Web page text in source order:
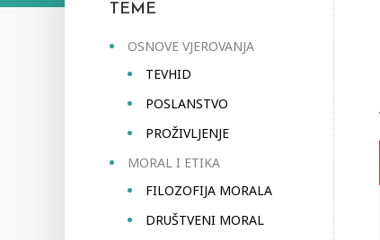
TEME
OSNOVE VJEROVANJA
TEVHID
POSLANSTVO
PROŽIVLJENJE
MORAL I ETIKA
FILOZOFIJA MORALA
DRUŠTVENI MORAL